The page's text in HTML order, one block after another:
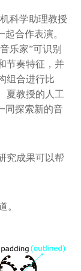
科学助理教授
合作表演。
乐家”可识别
节奏特征，并
组合进行比
夏教授的人工
同探索新的音
究成果可以帮
。